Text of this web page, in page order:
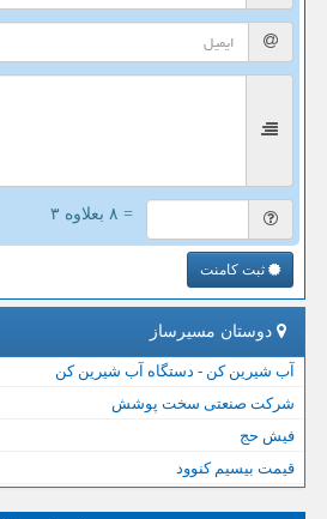
= ۸ بعلاوه ۳
ثبت کامنت
دوستان مسیرساز
آب شیرین کن - دستگاه آب شیرین کن
شرکت صنعتی سخت پوشش
فیش حج
قیمت بیسیم کنوود